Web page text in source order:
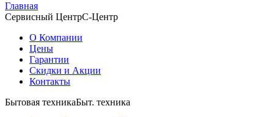
Главная
Сервисный ЦентрС-Центр
О Компании
Цены
Гарантии
Скидки и Акции
Контакты
Бытовая техникаБыт. техника